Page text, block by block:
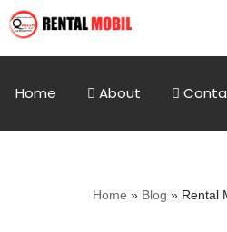
Home About
Home » Blog » Rental